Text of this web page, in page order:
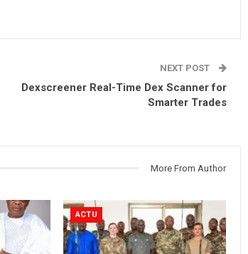
NEXT POST
Dexscreener Real-Time Dex Scanner for
Smarter Trades
More From Author
ACTU